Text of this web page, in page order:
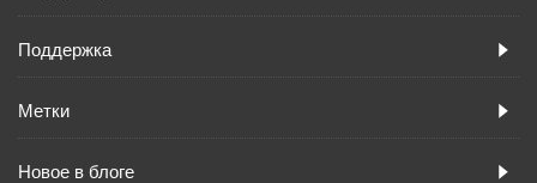
Поддержка
Метки
Новое в блоге